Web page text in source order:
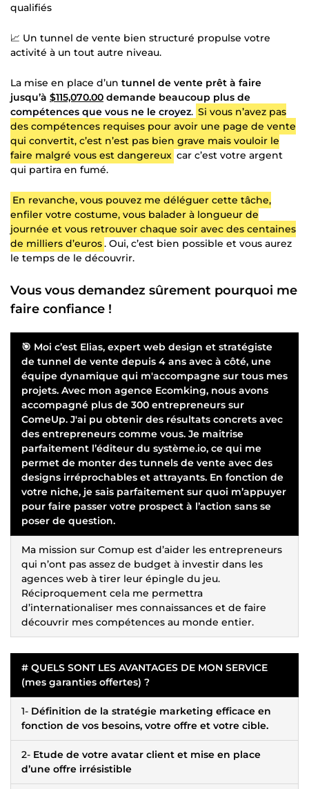
qualifiés
📈 Un tunnel de vente bien structuré propulse votre
activité à un tout autre niveau.
La mise en place d’un tunnel de vente prêt à faire
jusqu’à $115,070.00 demande beaucoup plus de
compétences que vous ne le croyez. Si vous n’avez pas
des compétences requises pour avoir une page de vente
qui convertit, c’est n’est pas bien grave mais vouloir le
faire malgré vous est dangereux car c’est votre argent
qui partira en fumé.
En revanche, vous pouvez me déléguer cette tâche,
enfiler votre costume, vous balader à longueur de
journée et vous retrouver chaque soir avec des centaines
de milliers d’euros. Oui, c’est bien possible et vous aurez
le temps de le découvrir.
Vous vous demandez sûrement pourquoi me
faire confiance !
🎯 Moi c’est Elias, expert web design et stratégiste
de tunnel de vente depuis 4 ans avec à côté, une
équipe dynamique qui m'accompagne sur tous mes
projets. Avec mon agence Ecomking, nous avons
accompagné plus de 300 entrepreneurs sur
ComeUp. J'ai pu obtenir des résultats concrets avec
des entrepreneurs comme vous. Je maitrise
parfaitement l’éditeur du système.io, ce qui me
permet de monter des tunnels de vente avec des
designs irréprochables et attrayants. En fonction de
votre niche, je sais parfaitement sur quoi m’appuyer
pour faire passer votre prospect à l’action sans se
poser de question.
Ma mission sur Comup est d’aider les entrepreneurs
qui n’ont pas assez de budget à investir dans les
agences web à tirer leur épingle du jeu.
Réciproquement cela me permettra
d’internationaliser mes connaissances et de faire
découvrir mes compétences au monde entier.
# QUELS SONT LES AVANTAGES DE MON SERVICE
(mes garanties offertes) ?
1- Définition de la stratégie marketing efficace en
fonction de vos besoins, votre offre et votre cible.
2- Etude de votre avatar client et mise en place
d’une offre irrésistible